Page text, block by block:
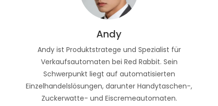
Andy
Andy ist Produktstratege und Spezialist für
Verkaufsautomaten bei Red Rabbit. Sein
Schwerpunkt liegt auf automatisierten
Einzelhandelslösungen, darunter Handytaschen-,
Zuckerwatte- und Eiscremeautomaten.